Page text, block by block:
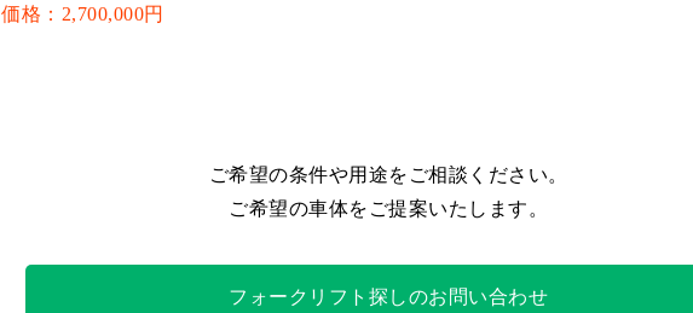
価格：2,700,000円
ご希望の条件や用途をご相談ください。
ご希望の車体をご提案いたします。
フォークリフト探しのお問い合わせ